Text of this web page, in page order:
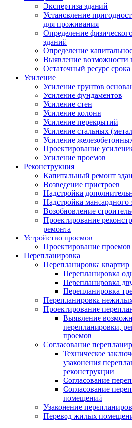
Экспертиза зданий
Установление
для проживания
Определение
зданий
Определение
Выявление возможности
Остаточный ресурс
Усиление
Усиление грунтов
Усиление фундаментов
Усиление стен
Усиление колонн
Усиление перекрытий
Усиление стальных
Усиление
Проектирование
Усиление проемов
Реконструкция
Капитальный ремонт
Возведение пристроев
Надстройка
Надстройка мансардного
Возобновление
Проектирование
ремонта
Устройство проемов
Проектирование проемов
Перепланировка
Перепланировка квартир
Перепланировка
Перепланировка
Перепланировка
Перепланировка
Проектирование
Выявление
перепланировки,
проемов
Согласование
Техническое
узаконения
реконструкции
Согласование
Согласование
помещений
Узаконение
Перевод жилых